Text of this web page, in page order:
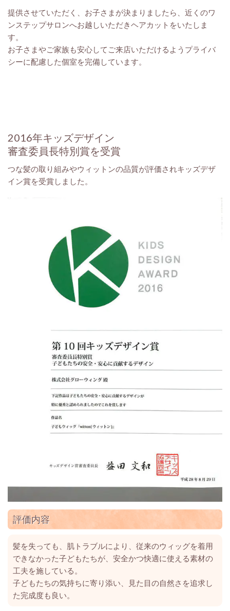
提供させていただく、お子さまが決まりましたら、近くのワ
ンステップサロンへお越しいただきヘアカットをいたしま
す。
お子さまやご家族も安心してご来店いただけるよう プライバ
シーに配慮した個室を完備しています。
2016年キッズデザイン
審査委員長特別賞を受賞
つな髪の取り組みやウィットンの品質が評価されキッズデザ
イン賞を受賞しました。
評価内容
髪を失っても、肌トラブルにより、従来のウィッグを着用
できなかった子どもたちが、安全かつ快適に使える素材の
工夫を施している。
子どもたちの気持ちに寄り添い、見た目の自然さを追求し
た完成度も良い。